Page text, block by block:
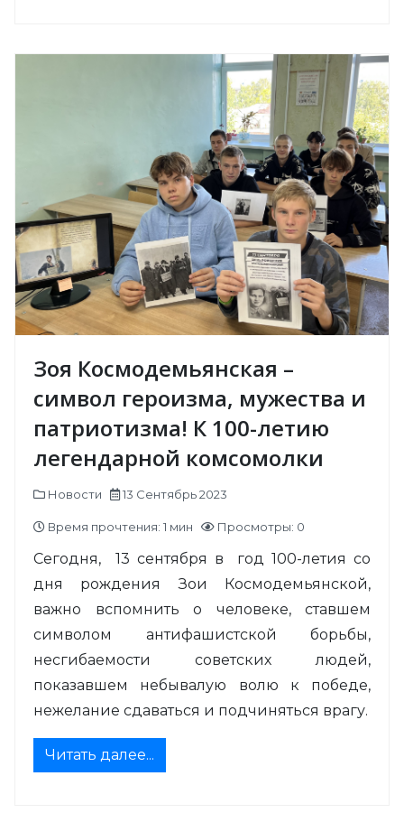
Зоя Космодемьянская –
символ героизма, мужества и
патриотизма! К 100-летию
легендарной комсомолки
Новости 13 Сентябрь 2023
Время прочтения: 1 мин Просмотры: 0
Сегодня, 13 сентября в год 100-летия со
дня рождения Зои Космодемьянской,
важно вспомнить о человеке, ставшем
символом антифашистской борьбы,
несгибаемости советских людей,
показавшем небывалую волю к победе,
нежелание сдаваться и подчиняться врагу.
Читать далее...